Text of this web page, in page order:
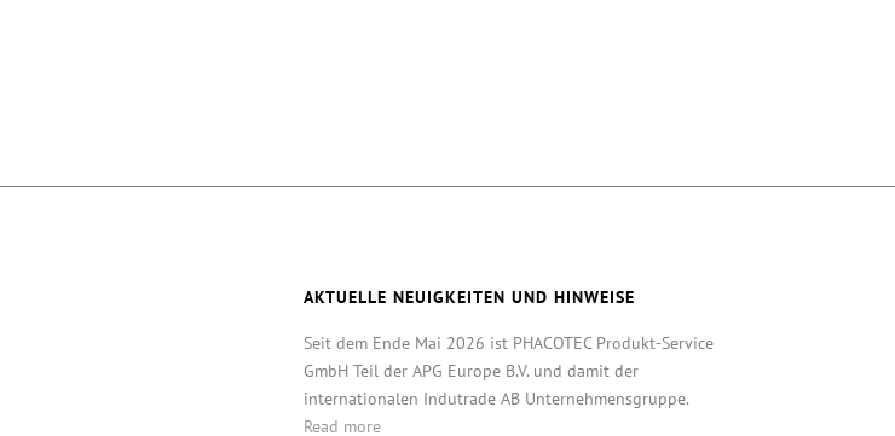
AKTUELLE NEUIGKEITEN UND HINWEISE
Seit dem Ende Mai 2026 ist PHACOTEC Produkt-Service
GmbH Teil der APG Europe B.V. und damit der
internationalen Indutrade AB Unternehmensgruppe.
Read more